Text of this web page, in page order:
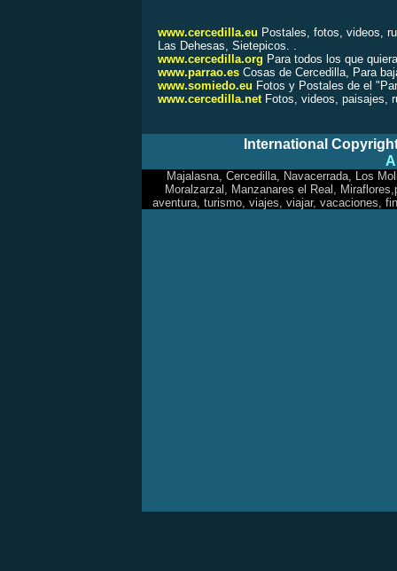
www.cercedilla.eu Postales, fotos, videos,
Las Dehesas, Sietepicos. .
www.cercedilla.org Para todos los que
www.parrao.es Cosas de Cercedilla, Para
www.somiedo.eu Fotos y Postales de el
www.cercedilla.netFotos, videos, paisajes,
International
Majalasna, Cercedilla, Navacerrada, Los
Moralzarzal, Manzanares el Real,
aventura, turismo, viajes, viajar, vacaciones,